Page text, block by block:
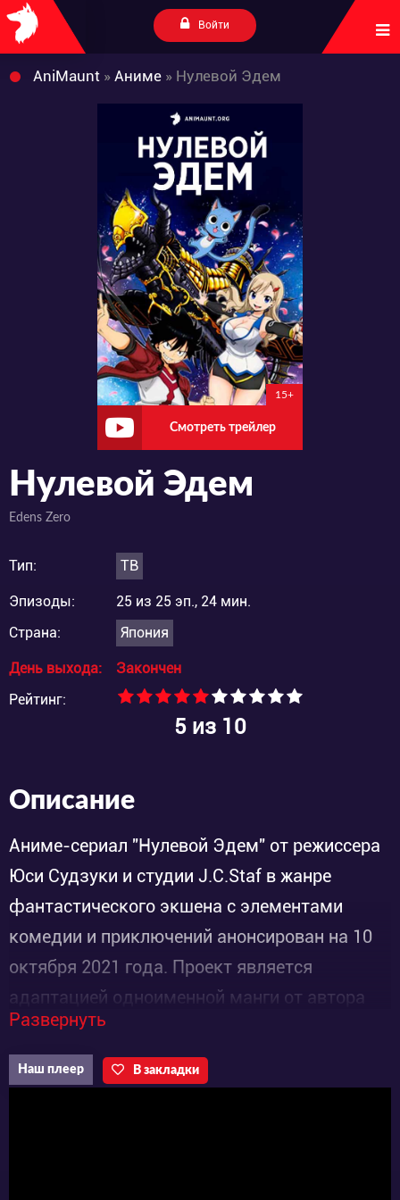
Войти
AniMaunt » Аниме » Нулевой Эдем
15+
Смотреть трейлер
Нулевой Эдем
Edens Zero
Тип: ТВ
Эпизоды:
25 из 25 эп., 24 мин.
Страна:
Япония
День выхода:
Закончен
Рейтинг:
5из 10
Описание
Аниме-сериал "Нулевой Эдем" от режиссера
Юси Судзуки и студии J.C.Staf в жанре
фантастического экшена с элементами
комедии и приключений анонсирован на 10
октября 2021 года. Проект является
адаптацией одноименной манги от автора
«Хвост феи» Хиро Масимы с рейтингом PG-
13.
Сюжет сериала разворачивается в
Развернуть
Наш плеер В закладки